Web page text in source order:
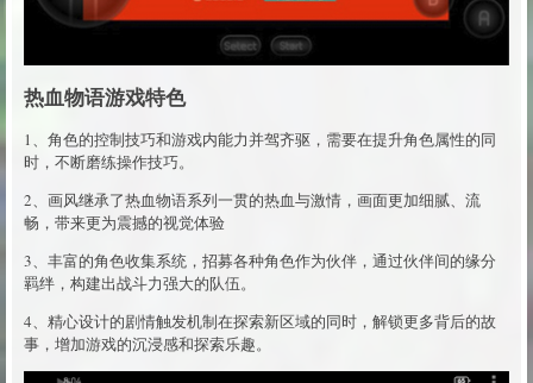
热血物语游戏特色
1、角色的控制技巧和游戏内能力并驾齐驱，需要在提升角色属性的同
时，不断磨练操作技巧。
2、画风继承了热血物语系列一贯的热血与激情，画面更加细腻、流
畅，带来更为震撼的视觉体验
3、丰富的角色收集系统，招募各种角色作为伙伴，通过伙伴间的缘分
羁绊，构建出战斗力强大的队伍。
4、精心设计的剧情触发机制在探索新区域的同时，解锁更多背后的故
事，增加游戏的沉浸感和探索乐趣。